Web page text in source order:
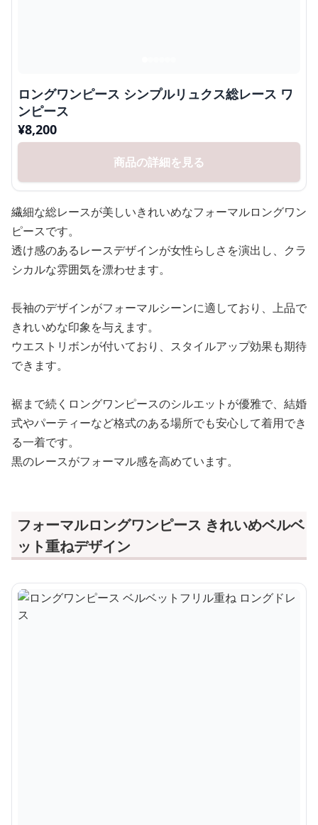
ロングワンピース シンプルリュクス総レース ワ
ンピース
¥8,200
商品の詳細を見る
繊細な総レースが美しいきれいめなフォーマルロングワン
ピースです。
透け感のあるレースデザインが女性らしさを演出し、クラ
シカルな雰囲気を漂わせます。
長袖のデザインがフォーマルシーンに適しており、上品で
きれいめな印象を与えます。
ウエストリボンが付いており、スタイルアップ効果も期待
できます。
裾まで続くロングワンピースのシルエットが優雅で、結婚
式やパーティーなど格式のある場所でも安心して着用でき
る一着です。
黒のレースがフォーマル感を高めています。
フォーマルロングワンピース きれいめベルベ
ット重ねデザイン